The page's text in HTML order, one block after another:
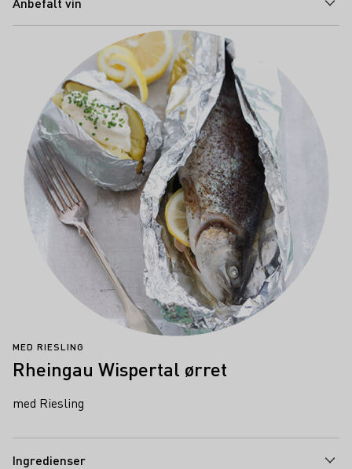
MED RIESLING
Rheingau Wispertal ørret
med Riesling
Ingredienser